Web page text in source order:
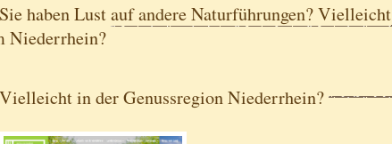
Sie haben Lust auf andere Naturführungen? Vielleicht
Niederrhein?
Vielleicht in der Genussregion Niederrhein?